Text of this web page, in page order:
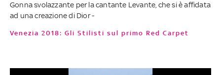
Gonna svolazzante per la cantante Levante, che si è affidata
ad una creazione di Dior -
Venezia 2018: Gli Stilisti sul primo Red Carpet